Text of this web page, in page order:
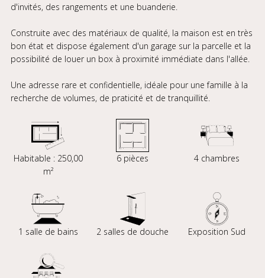
d'invités, des rangements et une buanderie.
Construite avec des matériaux de qualité, la maison est en très
bon état et dispose également d'un garage sur la parcelle et la
possibilité de louer un box à proximité immédiate dans l'allée.
Une adresse rare et confidentielle, idéale pour une famille à la
recherche de volumes, de praticité et de tranquillité.
Habitable : 250,00
m²
6 pièces 4 chambres
1 salle de bains 2 salles de douche Exposition Sud